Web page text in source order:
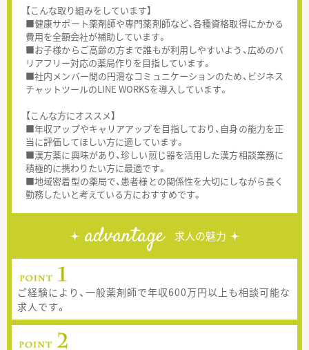
【こんな取り組みをしています】
■健康サポート薬剤師や専門薬剤師など、各種資格取得にかかる
費用を全額会社が補助しています。
■お子様からご高齢の方まで誰もが利用しやすいよう、広めのバ
リアフリー対応の薬局作りを目指しています。
■社内メンバー間の円滑なコミュニケーションのため、ビジネス
チャットツールのLINE WORKSを導入しています。
【こんな方にオススメ】
■年収アップやキャリアアップを目指しており、自身の能力を正
当に評価してほしい方に適しています。
■漢方薬に興味があり、珍しい煎じ器を活用した漢方相談業務に
積極的に携わりたい方に最適です。
■地域密着型の薬局で、患者様との関係性を大切にしながら長く
勤務したいと考えている方におすすめです。
advantage 求人の魅力
ご経験により、一般薬剤師で年収600万円以上も相談可能な
求人です。